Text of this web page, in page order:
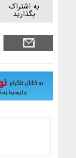
به اشتراک
بگذارید